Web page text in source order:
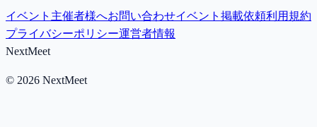
イベント主催者様へお問い合わせイベント掲載依頼利用規約
プライバシーポリシー運営者情報
NextMeet
© 2026 NextMeet